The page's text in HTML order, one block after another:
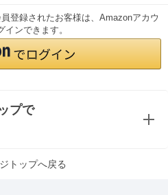
登録されたお客様は、Amazonアカウ
インできます。
プで
トップへ戻る